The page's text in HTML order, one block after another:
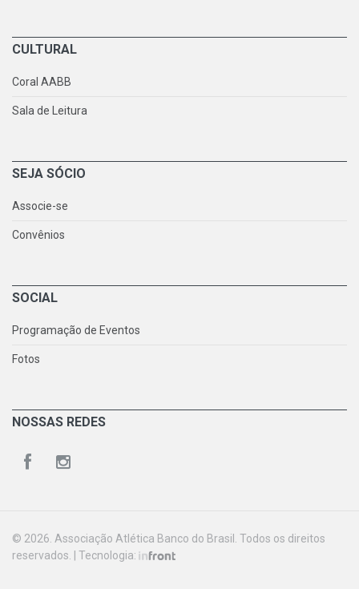
CULTURAL
Coral AABB
Sala de Leitura
SEJA SÓCIO
Associe-se
Convênios
SOCIAL
Programação de Eventos
Fotos
NOSSAS REDES
© 2026. Associação Atlética Banco do Brasil. Todos os direitos
reservados. | Tecnologia: